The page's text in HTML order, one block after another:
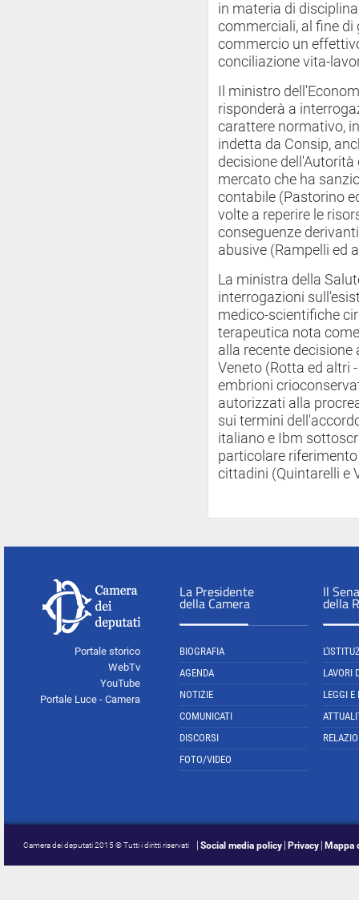
in materia di
commerciali, al fine
commercio un
conciliazione vita-
Il ministro
risponderà a
carattere normativo,
indetta da Consip,
decisione
mercato che ha
contabile (Pastorino
volte a reperire le
conseguenze
abusive (Rampelli ed
La ministra della
interrogazioni
medico-scientifiche
terapeutica nota
alla recente
Veneto (Rotta ed altri
embrioni
autorizzati alla
sui termini
italiano e Ibm
particolare
cittadini (Quintarelli e
Portale storico
WebTv
YouTube
Portale Luce - Camera
La Presidente
della Camera
BIOGRAFIA
AGENDA
NOTIZIE
COMUNICATI
DISCORSI
FOTO/VIDEO
Il
della
LAVORI
LEGGI E
Camera dei deputati 2015 © Tutti i diritti riservati Social media policy Privacy Mappa